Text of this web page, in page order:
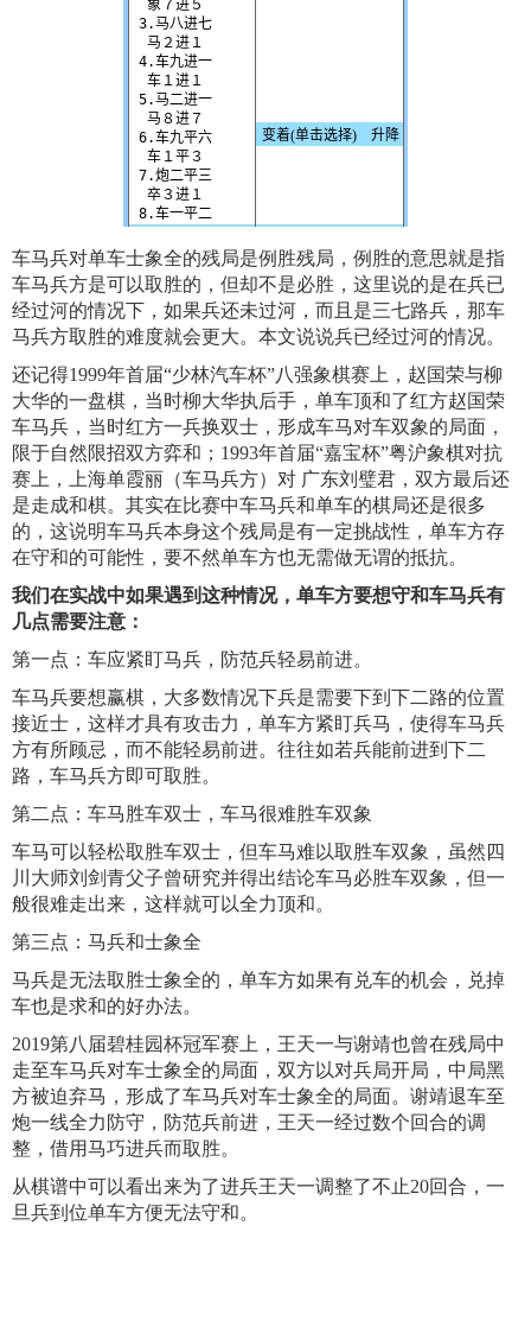
车马兵对单车士象全的残局是例胜残局，例胜的意思就是指
车马兵方是可以取胜的，但却不是必胜，这里说的是在兵已
经过河的情况下，如果兵还未过河，而且是三七路兵，那车
马兵方取胜的难度就会更大。本文说说兵已经过河的情况。
还记得1999年首届“少林汽车杯”八强象棋赛上，赵国荣与柳
大华的一盘棋，当时柳大华执后手，单车顶和了红方赵国荣
车马兵，当时红方一兵换双士，形成车马对车双象的局面，
限于自然限招双方弈和；1993年首届“嘉宝杯”粤沪象棋对抗
赛上，上海单霞丽（车马兵方）对 广东刘璧君，双方最后还
是走成和棋。其实在比赛中车马兵和单车的棋局还是很多
的，这说明车马兵本身这个残局是有一定挑战性，单车方存
在守和的可能性，要不然单车方也无需做无谓的抵抗。
我们在实战中如果遇到这种情况，单车方要想守和车马兵有
几点需要注意：
第一点：车应紧盯马兵，防范兵轻易前进。
车马兵要想赢棋，大多数情况下兵是需要下到下二路的位置
接近士，这样才具有攻击力，单车方紧盯兵马，使得车马兵
方有所顾忌，而不能轻易前进。往往如若兵能前进到下二
路，车马兵方即可取胜。
第二点：车马胜车双士，车马很难胜车双象
车马可以轻松取胜车双士，但车马难以取胜车双象，虽然四
川大师刘剑青父子曾研究并得出结论车马必胜车双象，但一
般很难走出来，这样就可以全力顶和。
第三点：马兵和士象全
马兵是无法取胜士象全的，单车方如果有兑车的机会，兑掉
车也是求和的好办法。
2019第八届碧桂园杯冠军赛上，王天一与谢靖也曾在残局中
走至车马兵对车士象全的局面，双方以对兵局开局，中局黑
方被迫弃马，形成了车马兵对车士象全的局面。谢靖退车至
炮一线全力防守，防范兵前进，王天一经过数个回合的调
整，借用马巧进兵而取胜。
从棋谱中可以看出来为了进兵王天一调整了不止20回合，一
旦兵到位单车方便无法守和。